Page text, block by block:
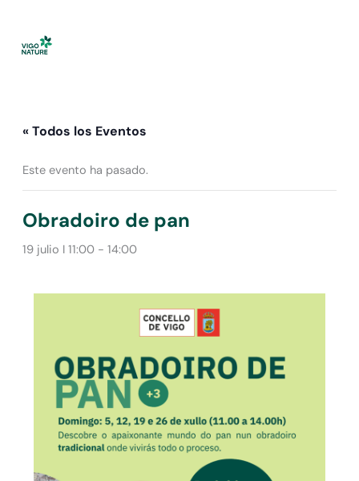
contenido
« Todos los Eventos
Este evento ha pasado.
Obradoiro de pan
19 julio I 11:00- 14:00